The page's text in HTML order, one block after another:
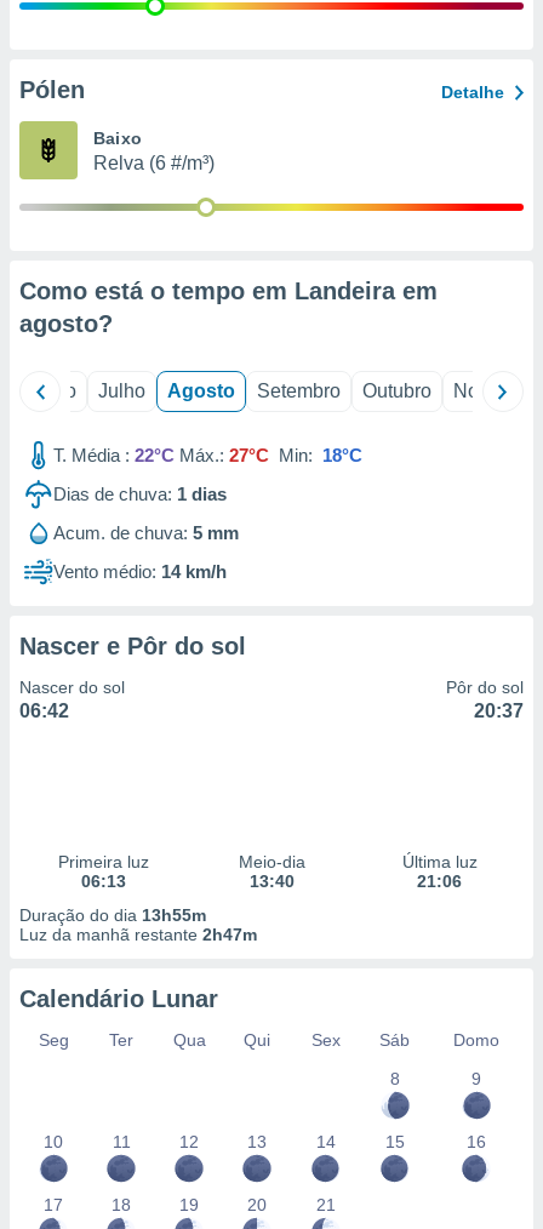
e
de
Pólen Detalhe
Baixo
Relva (6 #/m³)
Como está o tempo em Landeira em
agosto?
Junho Julho Agosto Setembro Outubro Novembro
T. Média : 22°C Máx.: 27°C Min: 18°C
Dias de chuva: 1 dias
Acum. de chuva: 5 mm
Vento médio: 14 km/h
Nascer e Pôr do sol
Nascer do sol
06:42
Pôr do sol
20:37
Primeira luz
06:13
Meio-dia
13:40
Última luz
21:06
Duração do dia 13h55m
Luz da manhã restante 2h47m
Calendário Lunar
Seg Ter Qua Qui Sex Sáb
Domo
8
9
10 11 12 13 14 15 16
17 18 19 20 21